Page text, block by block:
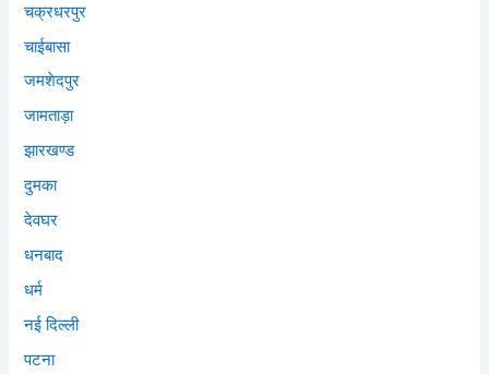
चक्रधरपुर
चाईबासा
जमशेदपुर
जामताड़ा
झारखण्ड
दुमका
देवघर
धनबाद
धर्म
नई दिल्ली
पटना